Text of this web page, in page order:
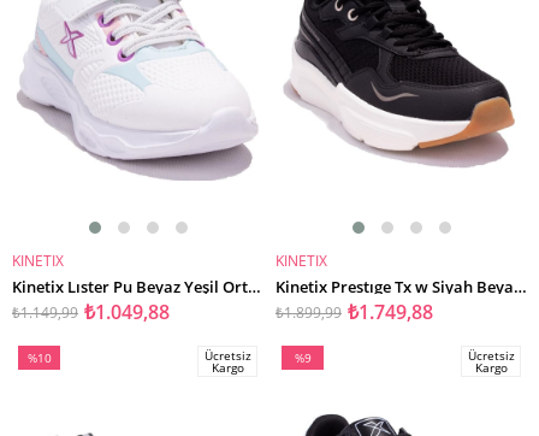
SEPETE EKLE
KINETIX
Kinetix Lıster Pu Beyaz Yeşil Ortopedik Günlük Kız Çocuk Spor Ayakkabı
₺1.049,88
₺1.149,99
SEPETE EKLE
KINETIX
Kinetix Prestıge Tx w Siyah Beyaz Ortopedik Günlük Kadın Spor Ayakkabı
₺1.749,88
₺1.899,99
%10
Ücretsiz
Kargo
%9
Ücretsiz
Kargo